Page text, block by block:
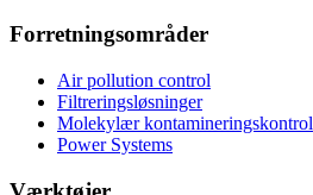
Forretningsområder
Air pollution control
Filtreringsløsninger
Molekylær kontamineringskontrol
Power Systems